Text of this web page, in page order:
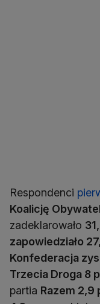
Respondenci
Koalicję
zadeklarowało
zapowiedziało
Konfederacja
Trzecia Droga 8
partia Razem 2,9